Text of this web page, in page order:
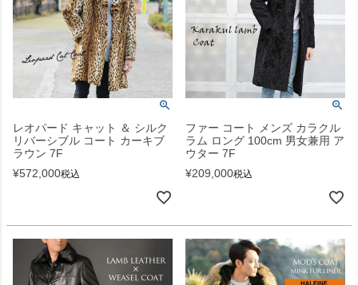
レオパード キャット ＆ シルク
リバーシブル コート カーキブ
ラウン 7F
¥572,000税込
ファー コート メンズ カラクル
ラム ロング 100cm 男女兼用 ア
ウター 7F
¥209,000税込